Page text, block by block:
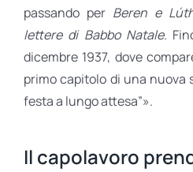
passando per Beren e
lettere di Babbo Natale.
dicembre 1937, dove
primo capitolo di una nuova
festa a lungo attesa”».
Il capolavoro